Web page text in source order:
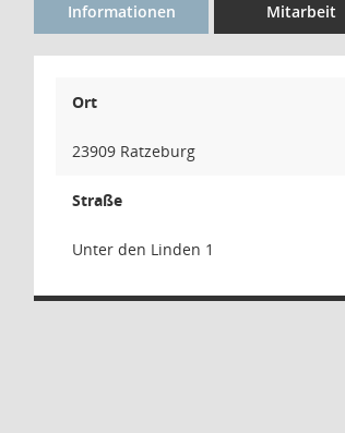
Informationen Mitarbeit
Ort
23909 Ratzeburg
Straße
Unter den Linden 1